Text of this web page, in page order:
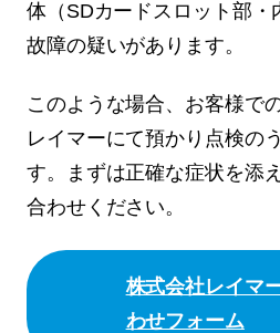
体（SDカードスロット部・
故障の疑いがあります。
このような場合、お客様で
レイマーにて預かり点検の
す。まずは正確な症状を添
合わせください。
株式会社レイマ
わせフォーム